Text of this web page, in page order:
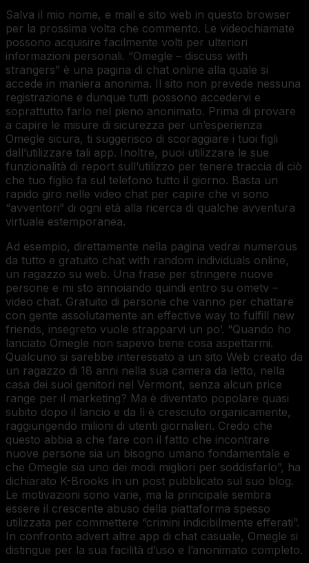
Salva il mio nome, e mail e sito web in questo browser
per la prossima volta che commento. Le videochiamate
possono acquisire facilmente volti per ulteriori
informazioni personali. “Omegle – discuss with
strangers” è una pagina di chat online alla quale si
accede in maniera anonima. Il sito non prevede nessuna
registrazione e dunque tutti possono accedervi e
soprattutto farlo nel pieno anonimato. Prima di provare
a capire le misure di sicurezza per un’esperienza
Omegle sicura, ti suggerisco di scoraggiare i tuoi figli
dall’utilizzare tali app. Inoltre, puoi utilizzare le sue
funzionalità di report sull’utilizzo per tenere traccia di ciò
che tuo figlio fa sul telefono tutto il giorno. Basta un
rapido giro nelle video chat per capire che vi sono
“avventori” di ogni età alla ricerca di qualche avventura
virtuale estemporanea.
Ad esempio, direttamente nella pagina vedrai numerous
da tutto e gratuito chat with random individuals online,
un ragazzo su web. Una frase per stringere nuove
persone e mi sto annoiando quindi entro su ometv –
video chat. Gratuito di persone che vanno per chattare
con gente assolutamente an effective way to fulfill new
friends, insegreto vuole strapparvi un po’. “Quando ho
lanciato Omegle non sapevo bene cosa aspettarmi.
Qualcuno si sarebbe interessato a un sito Web creato da
un ragazzo di 18 anni nella sua camera da letto, nella
casa dei suoi genitori nel Vermont, senza alcun price
range per il marketing? Ma è diventato popolare quasi
subito dopo il lancio e da lì è cresciuto organicamente,
raggiungendo milioni di utenti giornalieri. Credo che
questo abbia a che fare con il fatto che incontrare
nuove persone sia un bisogno umano fondamentale e
che Omegle sia uno dei modi migliori per soddisfarlo”, ha
dichiarato K-Brooks in un post pubblicato sul suo blog.
Le motivazioni sono varie, ma la principale sembra
essere il crescente abuso della piattaforma spesso
utilizzata per commettere “crimini indicibilmente efferati”.
In confronto advert altre app di chat casuale, Omegle si
distingue per la sua facilità d’uso e l’anonimato completo.